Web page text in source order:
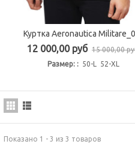
Быстрый просмотр
Куртка Aeronautica
12 000,00 руб 15 000,00
Размер: : 50-L 52-XL
Показано 1 - 3 из 3 товаров